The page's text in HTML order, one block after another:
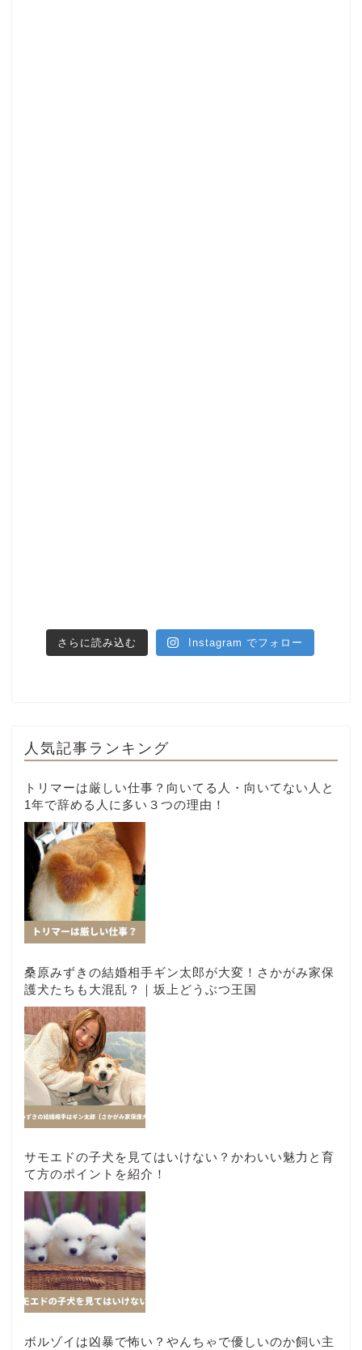
さらに読み込む Instagram でフォロー
人気記事ランキング
トリマーは厳しい仕事？向いてる人・向いてない人と
1年で辞める人に多い３つの理由！
桑原みずきの結婚相手ギン太郎が大変！さかがみ家保
護犬たちも大混乱？｜坂上どうぶつ王国
サモエドの子犬を見てはいけない？かわいい魅力と育
て方のポイントを紹介！
ボルゾイは凶暴で怖い？やんちゃで優しいのか飼い主